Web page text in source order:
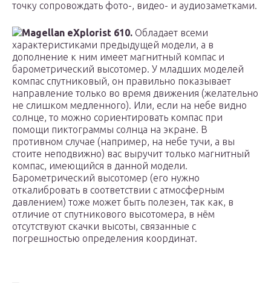
точку сопровождать фото-, видео- и аудиозаметками.
Magellan eXplorist 610. Обладает всеми
характеристиками предыдущей модели, а в
дополнение к ним имеет магнитный компас и
барометрический высотомер. У младших моделей
компас спутниковый, он правильно показывает
направление только во время движения (желательно
не слишком медленного). Или, если на небе видно
солнце, то можно сориентировать компас при
помощи пиктограммы солнца на экране. В
противном случае (например, на небе тучи, а вы
стоите неподвижно) вас выручит только магнитный
компас, имеющийся в данной модели.
Барометрический высотомер (его нужно
откалибровать в соответствии с атмосферным
давлением) тоже может быть полезен, так как, в
отличие от спутникового высотомера, в нём
отсутствуют скачки высоты, связанные с
погрешностью определения координат.